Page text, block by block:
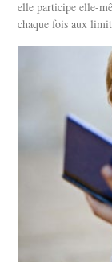
elle participe elle-
chaque fois aux